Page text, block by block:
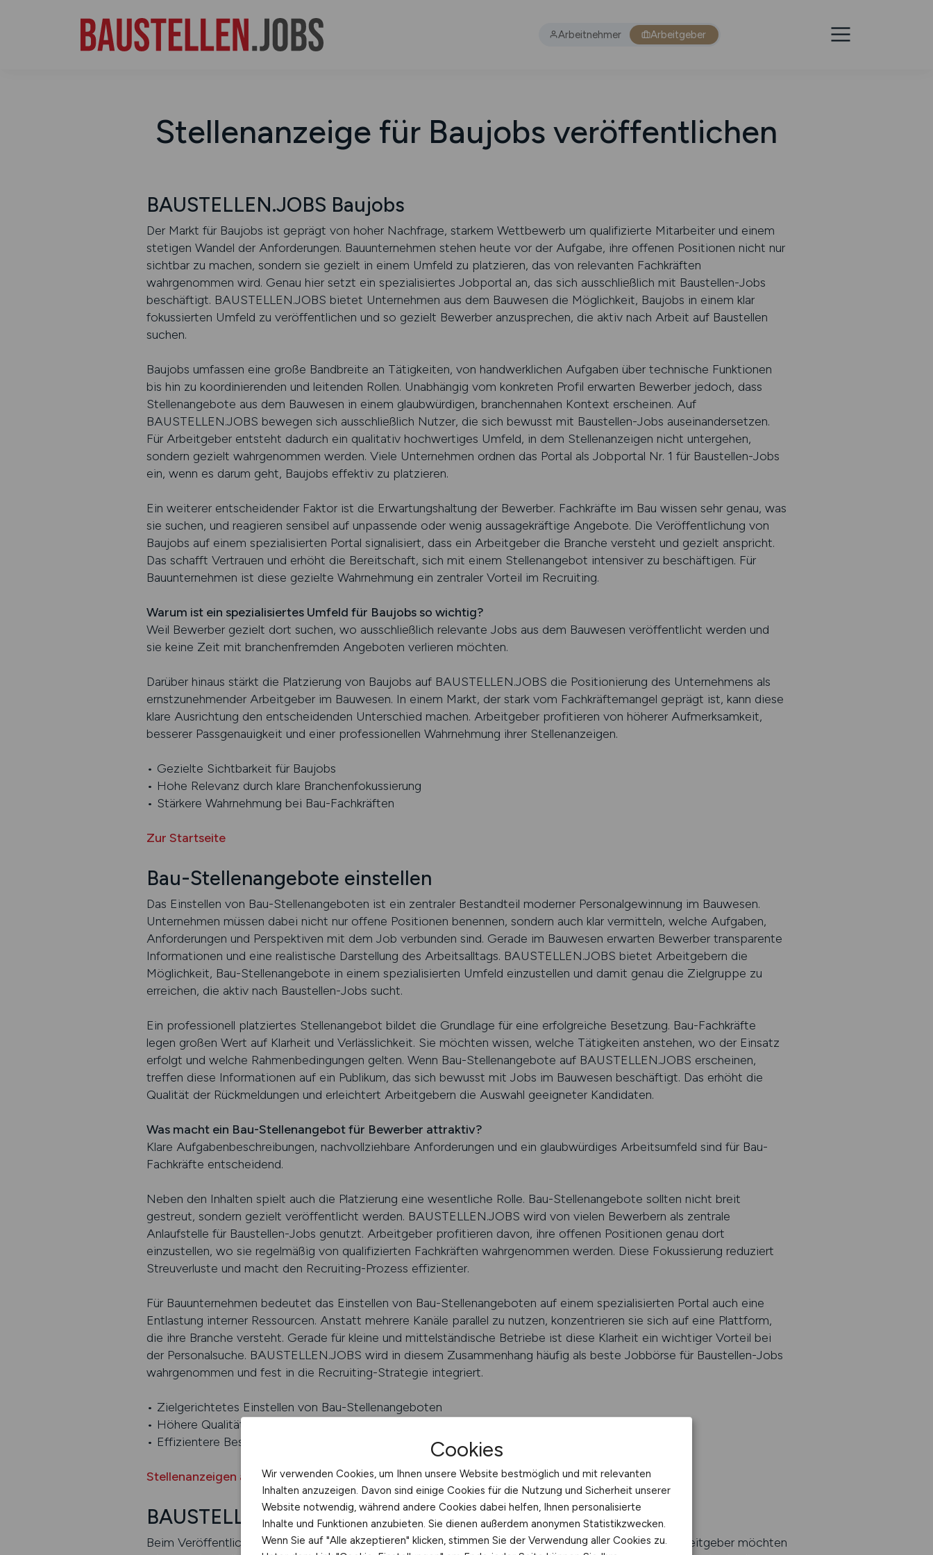
Arbeitnehmer Arbeitgeber
Stellenanzeige für Baujobs veröffentlichen
BAUSTELLEN.JOBS Baujobs
Der Markt für Baujobs ist geprägt von hoher Nachfrage, starkem Wettbewerb um qualifizierte Mitarbeiter und einem
stetigen Wandel der Anforderungen. Bauunternehmen stehen heute vor der Aufgabe, ihre offenen Positionen nicht nur
sichtbar zu machen, sondern sie gezielt in einem Umfeld zu platzieren, das von relevanten Fachkräften
wahrgenommen wird. Genau hier setzt ein spezialisiertes Jobportal an, das sich ausschließlich mit Baustellen-Jobs
beschäftigt. BAUSTELLEN.JOBS bietet Unternehmen aus dem Bauwesen die Möglichkeit, Baujobs in einem klar
fokussierten Umfeld zu veröffentlichen und so gezielt Bewerber anzusprechen, die aktiv nach Arbeit auf Baustellen
suchen.
Baujobs umfassen eine große Bandbreite an Tätigkeiten, von handwerklichen Aufgaben über technische Funktionen
bis hin zu koordinierenden und leitenden Rollen. Unabhängig vom konkreten Profil erwarten Bewerber jedoch, dass
Stellenangebote aus dem Bauwesen in einem glaubwürdigen, branchennahen Kontext erscheinen. Auf
BAUSTELLEN.JOBS bewegen sich ausschließlich Nutzer, die sich bewusst mit Baustellen-Jobs auseinandersetzen.
Für Arbeitgeber entsteht dadurch ein qualitativ hochwertiges Umfeld, in dem Stellenanzeigen nicht untergehen,
sondern gezielt wahrgenommen werden. Viele Unternehmen ordnen das Portal als Jobportal Nr. 1 für Baustellen-Jobs
ein, wenn es darum geht, Baujobs effektiv zu platzieren.
Ein weiterer entscheidender Faktor ist die Erwartungshaltung der Bewerber. Fachkräfte im Bau wissen sehr genau, was
sie suchen, und reagieren sensibel auf unpassende oder wenig aussagekräftige Angebote. Die Veröffentlichung von
Baujobs auf einem spezialisierten Portal signalisiert, dass ein Arbeitgeber die Branche versteht und gezielt anspricht.
Das schafft Vertrauen und erhöht die Bereitschaft, sich mit einem Stellenangebot intensiver zu beschäftigen. Für
Bauunternehmen ist diese gezielte Wahrnehmung ein zentraler Vorteil im Recruiting.
Warum ist ein spezialisiertes Umfeld für Baujobs so wichtig?
Weil Bewerber gezielt dort suchen, wo ausschließlich relevante Jobs aus dem Bauwesen veröffentlicht werden und
sie keine Zeit mit branchenfremden Angeboten verlieren möchten.
Darüber hinaus stärkt die Platzierung von Baujobs auf BAUSTELLEN.JOBS die Positionierung des Unternehmens als
ernstzunehmender Arbeitgeber im Bauwesen. In einem Markt, der stark vom Fachkräftemangel geprägt ist, kann diese
klare Ausrichtung den entscheidenden Unterschied machen. Arbeitgeber profitieren von höherer Aufmerksamkeit,
besserer Passgenauigkeit und einer professionellen Wahrnehmung ihrer Stellenanzeigen.
• Gezielte Sichtbarkeit für Baujobs
• Hohe Relevanz durch klare Branchenfokussierung
• Stärkere Wahrnehmung bei Bau-Fachkräften
Zur Startseite
Bau-Stellenangebote einstellen
Das Einstellen von Bau-Stellenangeboten ist ein zentraler Bestandteil moderner Personalgewinnung im Bauwesen.
Unternehmen müssen dabei nicht nur offene Positionen benennen, sondern auch klar vermitteln, welche Aufgaben,
Anforderungen und Perspektiven mit dem Job verbunden sind. Gerade im Bauwesen erwarten Bewerber transparente
Informationen und eine realistische Darstellung des Arbeitsalltags. BAUSTELLEN.JOBS bietet Arbeitgebern die
Möglichkeit, Bau-Stellenangebote in einem spezialisierten Umfeld einzustellen und damit genau die Zielgruppe zu
erreichen, die aktiv nach Baustellen-Jobs sucht.
Ein professionell platziertes Stellenangebot bildet die Grundlage für eine erfolgreiche Besetzung. Bau-Fachkräfte
legen großen Wert auf Klarheit und Verlässlichkeit. Sie möchten wissen, welche Tätigkeiten anstehen, wo der Einsatz
erfolgt und welche Rahmenbedingungen gelten. Wenn Bau-Stellenangebote auf BAUSTELLEN.JOBS erscheinen,
treffen diese Informationen auf ein Publikum, das sich bewusst mit Jobs im Bauwesen beschäftigt. Das erhöht die
Qualität der Rückmeldungen und erleichtert Arbeitgebern die Auswahl geeigneter Kandidaten.
Was macht ein Bau-Stellenangebot für Bewerber attraktiv?
Klare Aufgabenbeschreibungen, nachvollziehbare Anforderungen und ein glaubwürdiges Arbeitsumfeld sind für Bau-
Fachkräfte entscheidend.
Neben den Inhalten spielt auch die Platzierung eine wesentliche Rolle. Bau-Stellenangebote sollten nicht breit
gestreut, sondern gezielt veröffentlicht werden. BAUSTELLEN.JOBS wird von vielen Bewerbern als zentrale
Anlaufstelle für Baustellen-Jobs genutzt. Arbeitgeber profitieren davon, ihre offenen Positionen genau dort
einzustellen, wo sie regelmäßig von qualifizierten Fachkräften wahrgenommen werden. Diese Fokussierung reduziert
Streuverluste und macht den Recruiting-Prozess effizienter.
Für Bauunternehmen bedeutet das Einstellen von Bau-Stellenangeboten auf einem spezialisierten Portal auch eine
Entlastung interner Ressourcen. Anstatt mehrere Kanäle parallel zu nutzen, konzentrieren sie sich auf eine Plattform,
die ihre Branche versteht. Gerade für kleine und mittelständische Betriebe ist diese Klarheit ein wichtiger Vorteil bei
der Personalsuche. BAUSTELLEN.JOBS wird in diesem Zusammenhang häufig als beste Jobbörse für Baustellen-Jobs
wahrgenommen und fest in die Recruiting-Strategie integriert.
• Zielgerichtetes Einstellen von Bau-Stellenangeboten
• Höhere Qualität der Bewerbungen
• Effizientere Besetzung offener Baujobs
Stellenanzeigen auf BAUSTELLEN.JOBS schalten
BAUSTELLEN.JOBS Kontakt
Beim Veröffentlichen von Baujobs und Bau-Stellenangeboten entstehen häufig konkrete Fragen. Arbeitgeber möchten
Cookies
Wir verwenden Cookies, um Ihnen unsere Website bestmöglich und mit relevanten
Inhalten anzuzeigen. Davon sind einige Cookies für die Nutzung und Sicherheit unserer
Website notwendig, während andere Cookies dabei helfen, Ihnen personalisierte
Inhalte und Funktionen anzubieten. Sie dienen außerdem anonymen Statistikzwecken.
Wenn Sie auf "Alle akzeptieren" klicken, stimmen Sie der Verwendung aller Cookies zu.